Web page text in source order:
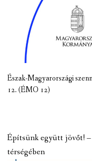
Észak-Magyarországi
12. (ÉMO 12)
Építsünk együtt jövőt! –
térségében